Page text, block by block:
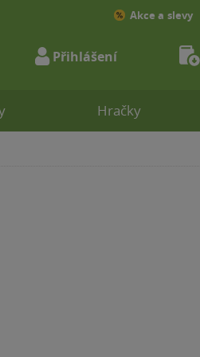
Hračky
Akce a slevy
Přihlášení